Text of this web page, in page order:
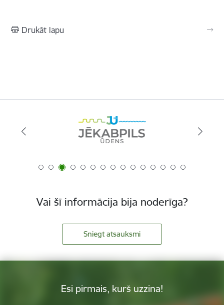
Drukāt lapu
Vai šī informācija bija noderīga?
Sniegt atsauksmi
Esi pirmais, kurš uzzina!